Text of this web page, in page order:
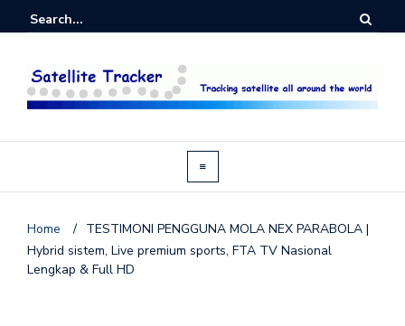
Home / TESTIMONI PENGGUNA MOLA NEX PARABOLA |
Hybrid sistem, Live premium sports, FTA TV Nasional
Lengkap & Full HD